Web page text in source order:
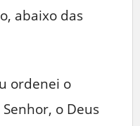
abaixo das
ordenei o
o Deus